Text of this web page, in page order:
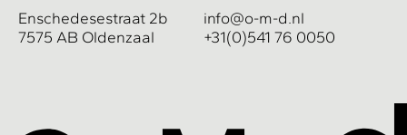
Enschedesestraat 2b
7575 AB Oldenzaal
info@o-m-d.nl
+31(0)541 76 0050